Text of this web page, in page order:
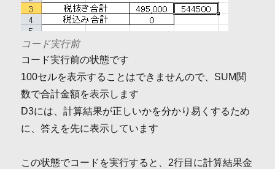
コード実行前
コード実行前の状態です
100セルを表示することはできませんので、SUM関
数で合計金額を表示します
D3には、計算結果が正しいかを分かり易くするため
に、答えを先に表示しています
この状態でコードを実行すると、2行目に計算結果金